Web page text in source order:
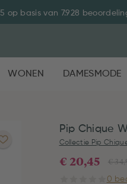
op basis van 7.928
WONEN DAMESMODE
Pip Chique
Collectie Pip
€
€ 20,45
0